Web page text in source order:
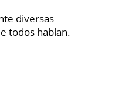
diversas
todos hablan.